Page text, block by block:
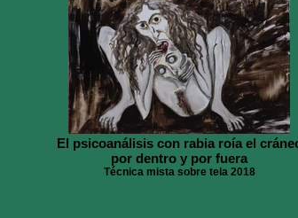
El psicoanálisis con rabia roía el
por dentro y por fuera
Técnica mista sobre tela 2018